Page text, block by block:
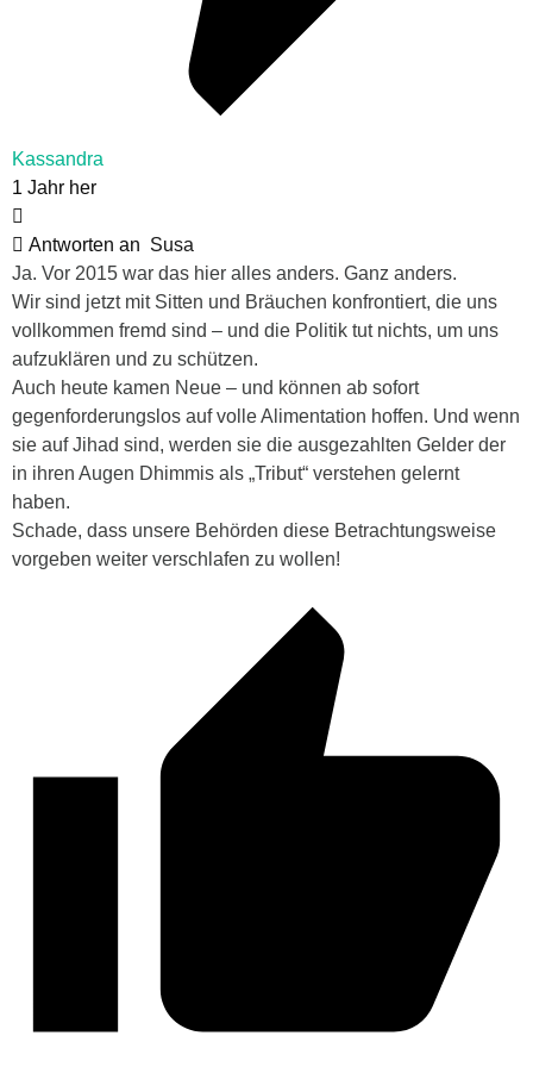
Kassandra
1 Jahr her
Antworten an Susa
Ja. Vor 2015 war das hier alles anders. Ganz anders.
Wir sind jetzt mit Sitten und Bräuchen konfrontiert, die uns
vollkommen fremd sind – und die Politik tut nichts, um uns
aufzuklären und zu schützen.
Auch heute kamen Neue – und können ab sofort
gegenforderungslos auf volle Alimentation hoffen. Und wenn
sie auf Jihad sind, werden sie die ausgezahlten Gelder der
in ihren Augen Dhimmis als „Tribut“ verstehen gelernt
haben.
Schade, dass unsere Behörden diese Betrachtungsweise
vorgeben weiter verschlafen zu wollen!